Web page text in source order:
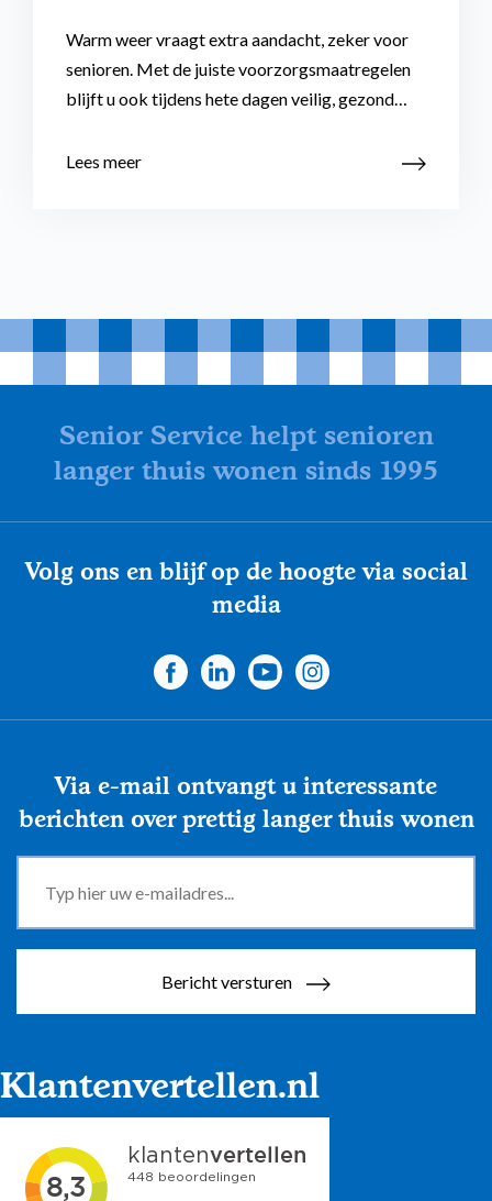
Warm weer vraagt extra aandacht, zeker voor
senioren. Met de juiste voorzorgsmaatregelen
blijft u ook tijdens hete dagen veilig, gezond…
Lees meer
Senior Service helpt senioren
langer thuis wonen sinds 1995
Volg ons en blijf op de hoogte via social
media
Via e-mail ontvangt u interessante
berichten over prettig langer thuis wonen
Bericht versturen
Klantenvertellen.nl